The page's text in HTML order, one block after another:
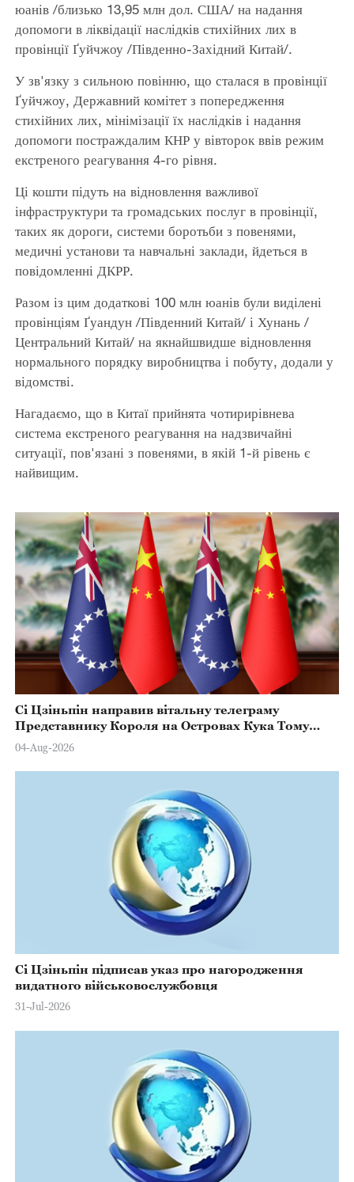
юанів /близько 13,95 млн дол. США/ на надання
допомоги в ліквідації наслідків стихійних лих в
провінції Ґуйчжоу /Південно-Західний Китай/.
У зв'язку з сильною повінню, що сталася в провінції
Ґуйчжоу, Державний комітет з попередження
стихійних лих, мінімізації їх наслідків і надання
допомоги постраждалим КНР у вівторок ввів режим
екстреного реагування 4-го рівня.
Ці кошти підуть на відновлення важливої
інфраструктури та громадських послуг в провінції,
таких як дороги, системи боротьби з повенями,
медичні установи та навчальні заклади, йдеться в
повідомленні ДКРР.
Разом із цим додаткові 100 млн юанів були виділені
провінціям Ґуандун /Південний Китай/ і Хунань /
Центральний Китай/ на якнайшвидше відновлення
нормального порядку виробництва і побуту, додали у
відомстві.
Нагадаємо, що в Китаї прийнята чотирирівнева
система екстреного реагування на надзвичайні
ситуації, пов'язані з повенями, в якій 1-й рівень є
найвищим.
Сі Цзіньпін направив вітальну телеграму
Представнику Короля на Островах Кука Тому
Марстерсу з нагоди Дня Конституції
04-Aug-2026
Сі Цзіньпін підписав указ про нагородження
видатного військовослужбовця
31-Jul-2026